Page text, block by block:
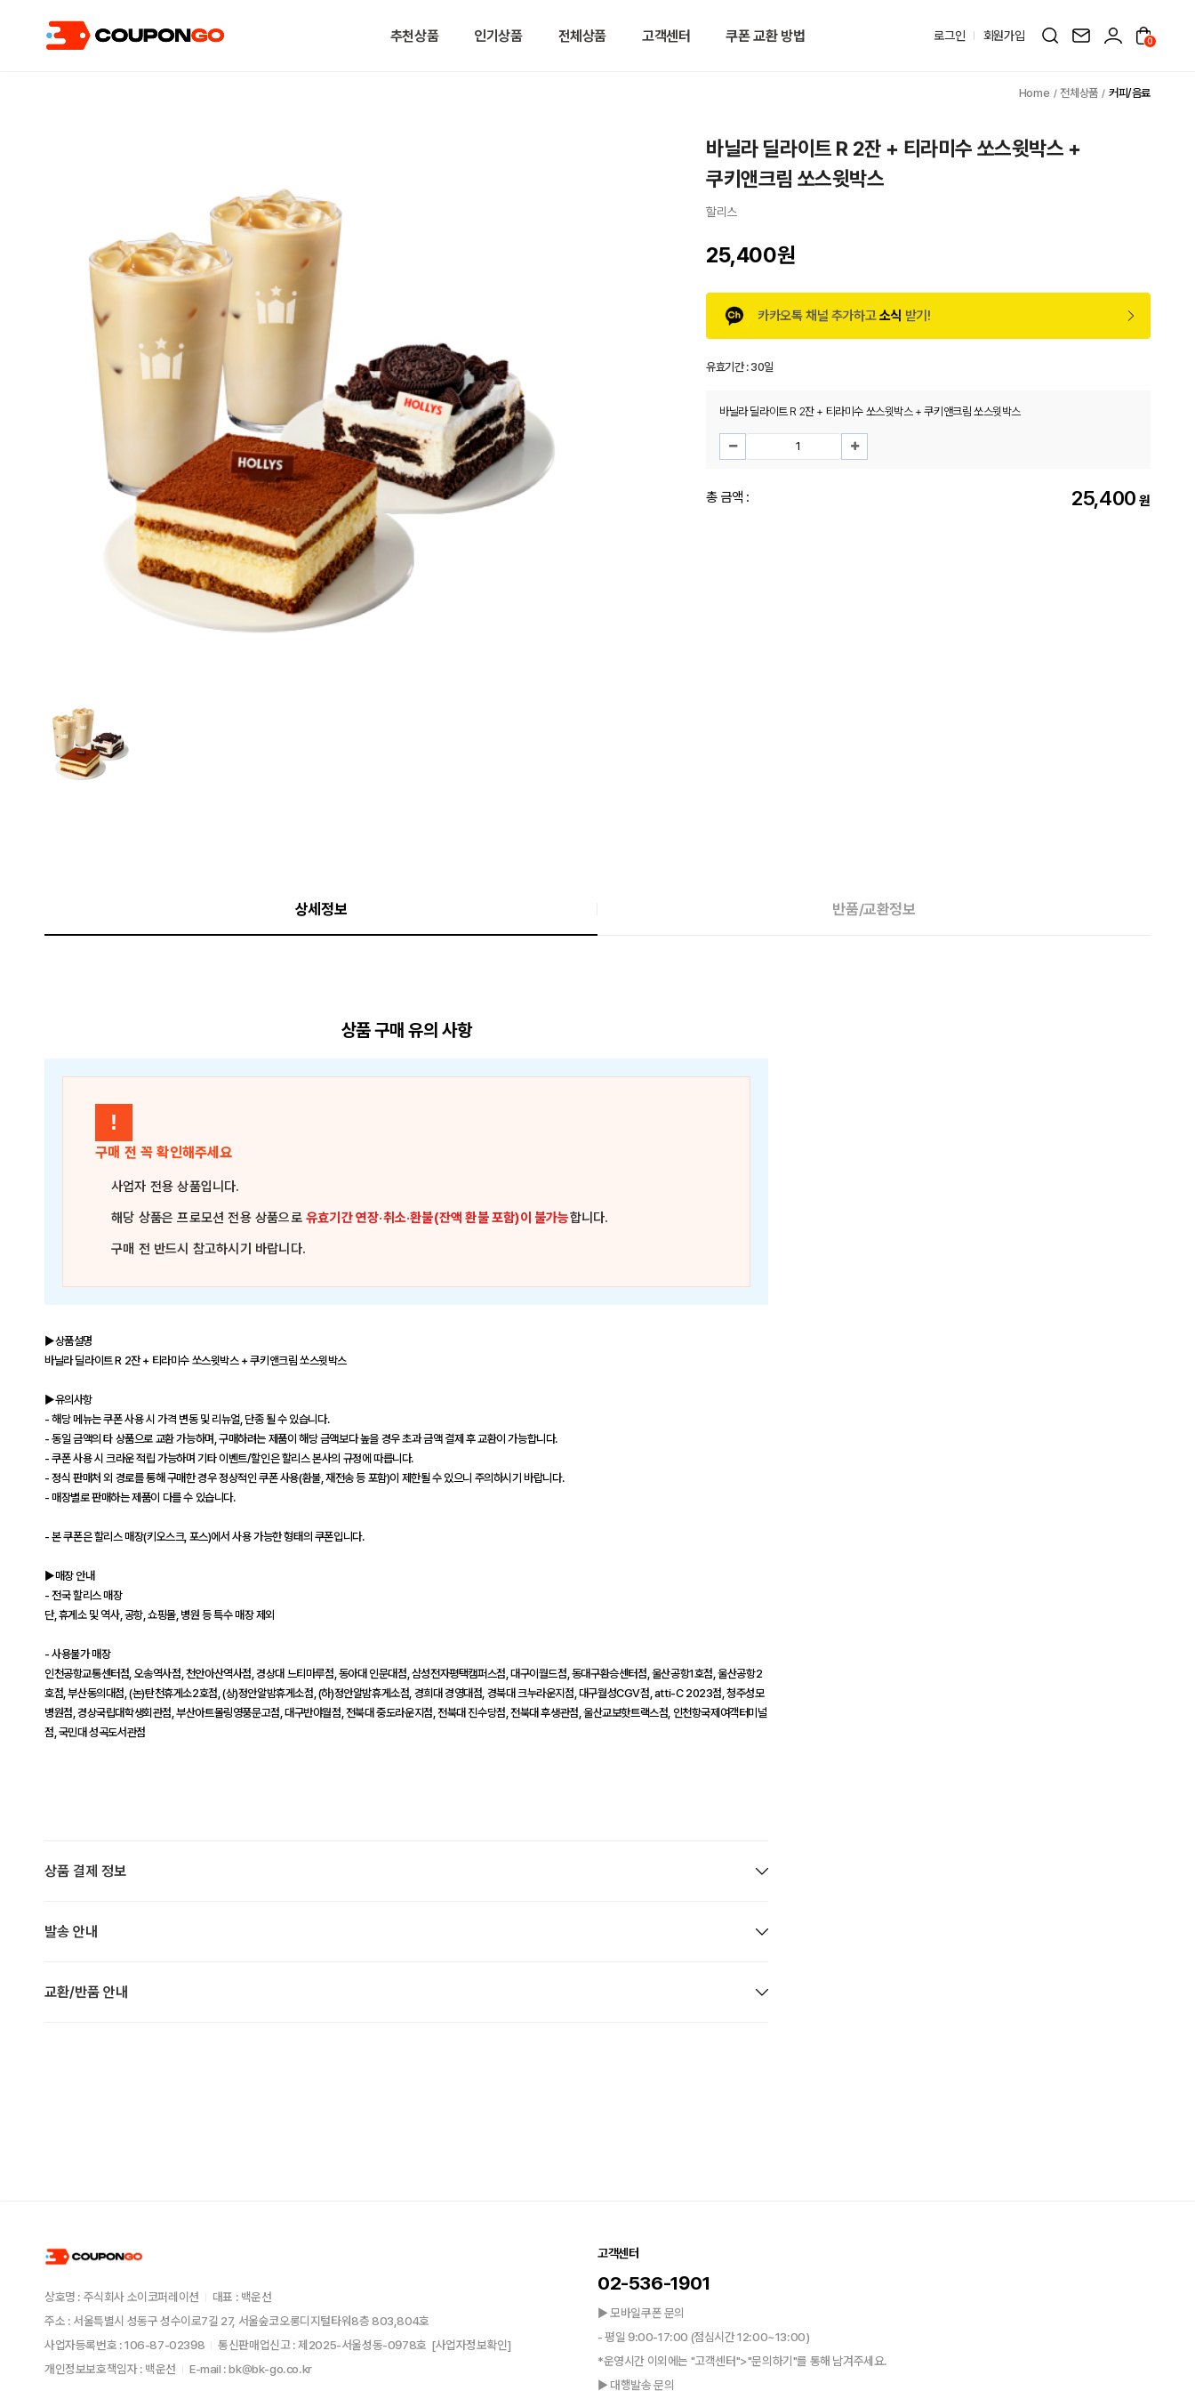
추천상품 인기상품 전체상품 고객센터 쿠폰 교환 방법 로그인 회원가입 0
전체상품 커피/음료
바닐라 딜라이트 R 2잔 + 티라미수 쏘스윗박스 +
쿠키앤크림 쏘스윗박스
할리스
25,400원
카카오톡 채널 추가하고소식 받기!
유효기간 :30일
바닐라 딜라이트 R 2잔 + 티라미수 쏘스윗박스 + 쿠키앤크림 쏘스윗박스
총 금액 : 25,400 원
상세정보 반품/교환정보
상품 구매 유의 사항
!
구매 전 꼭 확인해주세요
사업자 전용 상품입니다.
해당 상품은프로모션 전용 상품으로유효기간 연장·취소·환불(잔액 환불 포함)이 불가능합니다.
구매 전 반드시 참고하시기 바랍니다.
▶상품설명
바닐라 딜라이트 R 2잔 + 티라미수 쏘스윗박스 + 쿠키앤크림 쏘스윗박스
▶유의사항
- 해당 메뉴는 쿠폰 사용 시 가격 변동 및 리뉴얼, 단종 될 수 있습니다.
- 동일 금액의 타 상품으로 교환 가능하며, 구매하려는 제품이 해당 금액보다 높을 경우 초과 금액 결제 후 교환이 가능합니다.
- 쿠폰 사용 시 크라운 적립 가능하며 기타 이벤트/할인은 할리스 본사의 규정에 따릅니다.
- 정식 판매처 외 경로를 통해 구매한 경우 정상적인 쿠폰 사용(환불, 재전송 등 포함)이 제한될 수 있으니 주의하시기 바랍니다.
- 매장별로 판매하는 제품이 다를 수 있습니다.
- 본 쿠폰은 할리스 매장(키오스크, 포스)에서 사용 가능한 형태의 쿠폰입니다.
▶매장 안내
- 전국 할리스 매장
단, 휴게소 및 역사, 공항, 쇼핑몰, 병원 등 특수 매장 제외
- 사용불가 매장
인천공항교통센터점, 오송역사점, 천안아산역사점, 경상대 느티마루점, 동아대 인문대점, 삼성전자평택캠퍼스점, 대구이월드점, 동대구환승센터점, 울산공항1호점, 울산공항2
호점, 부산동의대점, (논)탄천휴게소2호점, (상)정안알밤휴게소점, (하)정안알밤휴게소점, 경희대 경영대점, 경북대 크누라운지점, 대구월성CGV점, atti-C 2023점, 청주성모
병원점, 경상국립대학생회관점, 부산아트몰링영풍문고점, 대구반야월점, 전북대 중도라운지점, 전북대 진수당점, 전북대 후생관점, 울산교보핫트랙스점, 인천항국제여객터미널
점, 국민대 성곡도서관점
상품 결제 정보
발송 안내
교환/반품 안내
상호명 : 주식회사 소이코퍼레이션
대표 : 백운선
주소 : 서울특별시 성동구 성수이로7길 27, 서울숲코오롱디지털타워8층 803,804호
사업자등록번호 : 106-87-02398
통신판매업신고 : 제2025-서울성동-0978호 [사업자정보확인]
개인정보보호책임자 : 백운선
E-mail : bk@bk-go.co.kr
고객센터
02-536-1901
▶ 모바일쿠폰 문의
- 평일 9:00-17:00 (점심시간 12:00~13:00)
*운영시간 이외에는 "고객센터">"문의하기"를 통해 남겨주세요.
▶ 대행발송 문의